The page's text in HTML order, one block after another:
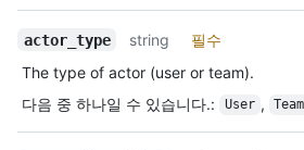
actor_type string
필수
The type of actor (user or team).
다음 중 하나일 수 있습니다.: User , Team